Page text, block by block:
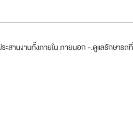
ะสานงานทั้งภายใน ภายนอก -.ดูแลรักษาร